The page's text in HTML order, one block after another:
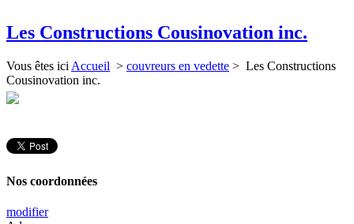
Les Constructions Cousinovation inc.
Vous êtes ici Accueil > couvreurs en vedette > Les Constructions
Cousinovation inc.
Nos coordonnées
modifier